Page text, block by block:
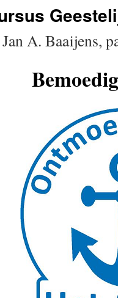
A. Baaijens,